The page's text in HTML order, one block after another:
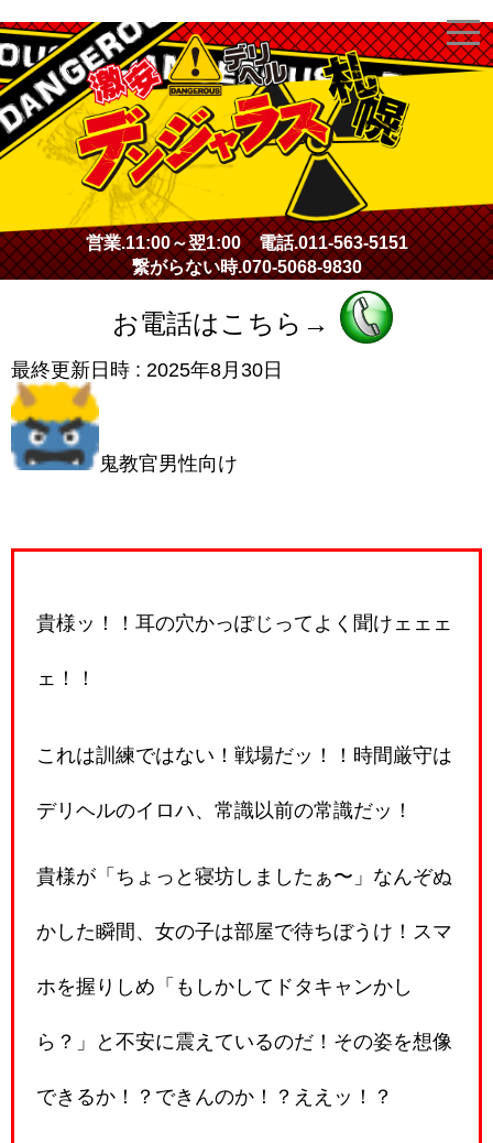
激安デリヘル・デンジャラス札幌
営業.11:00～翌1:00電話.011-563-5151
繋がらない時.070-5068-9830
お電話はこちら→
最終更新日時 : 2025年8月30日
鬼教官男性向け
貴様ッ！！耳の穴かっぽじってよく聞けェェェ
ェ！！
これは訓練ではない！戦場だッ！！時間厳守は
デリヘルのイロハ、常識以前の常識だッ！
貴様が「ちょっと寝坊しましたぁ〜」なんぞぬ
かした瞬間、女の子は部屋で待ちぼうけ！スマ
ホを握りしめ「もしかしてドタキャンかし
ら？」と不安に震えているのだ！その姿を想像
できるか！？できんのか！？ええッ！？